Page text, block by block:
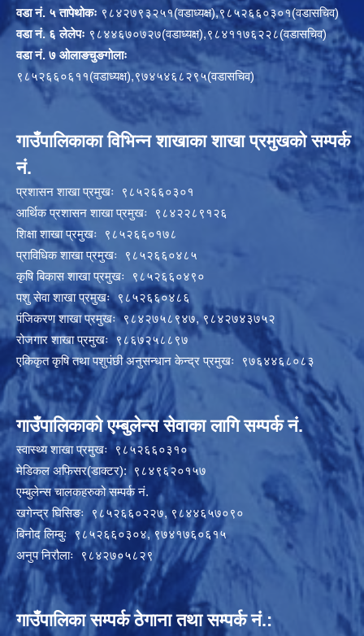
वडा नं. ५ तापेथोकः ९८४२७९३२५१(वडाध्यक्ष),९८५२६६०३०१(वडासचिव)
वडा नं. ६ लेलेपः ९८४४६७०७२७(वडाध्यक्ष),९८४११७६२२८(वडासचिव)
वडा नं. ७ ओलाङचुङगोलाः
९८५२६६०६११(वडाध्यक्ष),९७४५४६८२९५(वडासचिव)
गाउँपालिकाका विभिन्न शाखाका शाखा प्रमुखको सम्पर्क
नं.
प्रशासन शाखा प्रमुखः ९८५२६६०३०१
आर्थिक प्रशासन शाखा प्रमुखः ९८४२२८९१२६
शिक्षा शाखा प्रमुखः ९८५२६६०१७८
प्राविधिक शाखा प्रमुखः ९८५२६६०४८५
कृषि बिकास शाखा प्रमुखः ९८५२६६०४९०
पशु सेवा शाखा प्रमुखः ९८५२६६०४८६
पंजिकरण शाखा प्रमुखः ९८४२७५८९४७, ९८४२७४३७५२
रोजगार शाखा प्रमुखः ९८६७२५८८९७
एकिकृत कृषि तथा पशुपंछी अनुसन्धान केन्द्र प्रमुखः ९७६४४६८०८३
गाउँपालिकाको एम्बुलेन्स सेवाका लागि सम्पर्क नं.
स्वास्थ्य शाखा प्रमुखः ९८५२६६०३१०
मेडिकल अफिसर(डाक्टर): ९८४९६२०१५७
एम्बुलेन्स चालकहरुको सम्पर्क नं.
खगेन्द्र घिसिङः ९८५२६६०२२७, ९८४४६५७०९०
बिनोद लिम्बुः ९८५२६६०३०४, ९७४१७६०६१५
अनुप निरौलाः ९८४२७०५८२९
गाउँपालिका सम्पर्क ठेगाना तथा सम्पर्क नं.: